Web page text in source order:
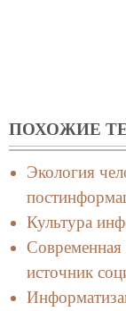
ПОХОЖИЕ
Экология
Культура
Современная
источник